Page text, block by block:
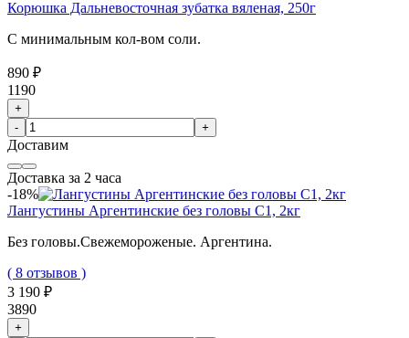
Корюшка Дальневосточная зубатка вяленая, 250г
С минимальным кол-вом соли.
890 ₽
1190
+
-
+
Доставим
Доставка за 2 часа
-18%
Лангустины Аргентинские без головы C1, 2кг
Без головы.Свежемороженые. Аргентина.
( 8 отзывов )
3 190 ₽
3890
+